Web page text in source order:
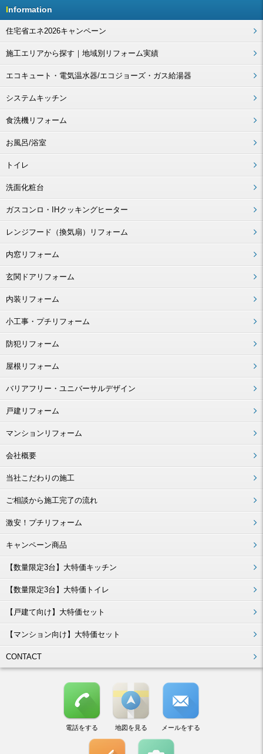
Information
住宅省エネ2026キャンペーン
施工エリアから探す｜地域別リフォーム実績
エコキュート・電気温水器/エコジョーズ・ガス給湯器
システムキッチン
食洗機リフォーム
お風呂/浴室
トイレ
洗面化粧台
ガスコンロ・IHクッキングヒーター
レンジフード（換気扇）リフォーム
内窓リフォーム
玄関ドアリフォーム
内装リフォーム
小工事・プチリフォーム
防犯リフォーム
屋根リフォーム
バリアフリー・ユニバーサルデザイン
戸建リフォーム
マンションリフォーム
会社概要
当社こだわりの施工
ご相談から施工完了の流れ
激安！プチリフォーム
キャンペーン商品
【数量限定3台】大特価キッチン
【数量限定3台】大特価トイレ
【戸建て向け】大特価セット
【マンション向け】大特価セット
CONTACT
電話をする 地図を見る メールをする